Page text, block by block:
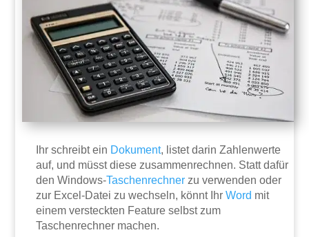
Ihr schreibt ein Dokument, listet darin Zahlenwerte
auf, und müsst diese zusammenrechnen. Statt dafür
den Windows-Taschenrechner zu verwenden oder
zur Excel-Datei zu wechseln, könnt IhrWord mit
einem versteckten Feature selbst zum
Taschenrechner machen.